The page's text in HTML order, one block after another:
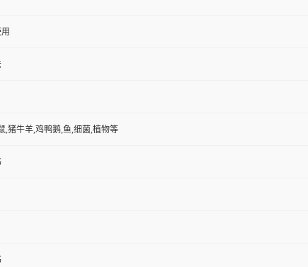
,猪牛羊,鸡鸭鹅,鱼,细菌,植物等